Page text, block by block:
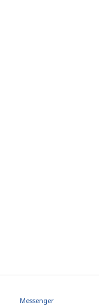
Messenger